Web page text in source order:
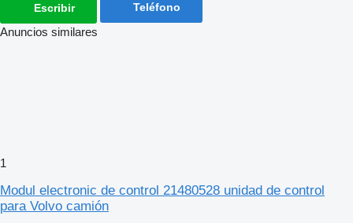
Escribir Teléfono
Anuncios similares
1
Modul electronic de control 21480528 unidad de control
para Volvo camión